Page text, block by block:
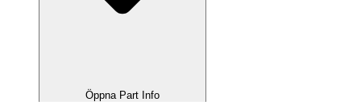
Öppna Part Info